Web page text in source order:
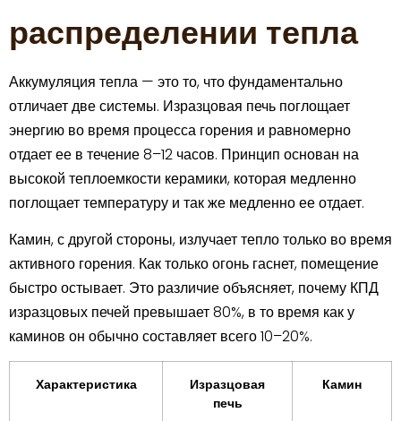
распределении тепла
Аккумуляция тепла — это то, что фундаментально
отличает две системы. Изразцовая печь поглощает
энергию во время процесса горения и равномерно
отдает ее в течение 8–12 часов. Принцип основан на
высокой теплоемкости керамики, которая медленно
поглощает температуру и так же медленно ее отдает.
Камин, с другой стороны, излучает тепло только во время
активного горения. Как только огонь гаснет, помещение
быстро остывает. Это различие объясняет, почему КПД
изразцовых печей превышает 80%, в то время как у
каминов он обычно составляет всего 10–20%.
Характеристика
Изразцовая
печь
Камин